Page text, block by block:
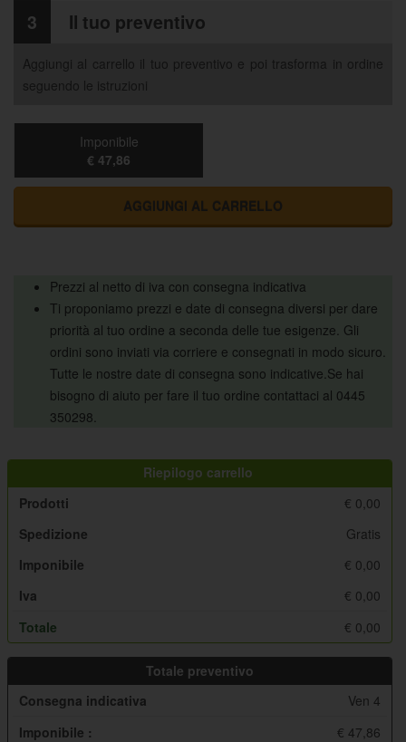
3 Il tuo preventivo
Aggiungi al carrello il tuo preventivo e poi trasforma in ordine
seguendo le istruzioni
Imponibile
€ 47,86
AGGIUNGI AL CARRELLO
Prezzi al netto di iva con consegna indicativa
Ti proponiamo prezzi e date di consegna diversi per dare
priorità al tuo ordine a seconda delle tue esigenze. Gli
ordini sono inviati via corriere e consegnati in modo sicuro.
Tutte le nostre date di consegna sono indicative.Se hai
bisogno di aiuto per fare il tuo ordine contattaci al 0445
350298.
Riepilogo carrello
Prodotti
€ 0,00
Spedizione
Gratis
Imponibile
€ 0,00
Iva
€ 0,00
Totale
€ 0,00
Totale preventivo
Consegna indicativa
Ven 4
Imponibile :
€ 47,86